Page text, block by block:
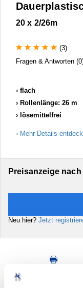
20 x 2/26m
(3)
Fragen & Antworten
flach
Rollenlänge: 26 m
lösemittelfrei
Mehr Details
Preisanzeige
Neu hier? Jetzt